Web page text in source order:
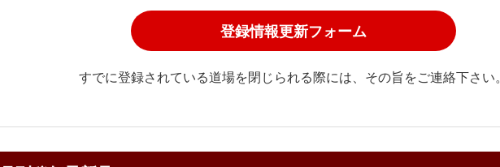
登録情報更新フォーム
すでに登録されている道場を閉じられる際には、その旨をご連絡下さい。